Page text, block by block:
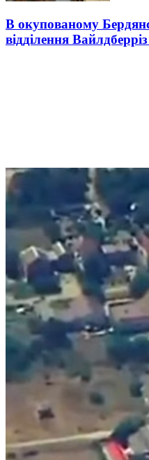
В окупованому
відділення Вайлдберріз